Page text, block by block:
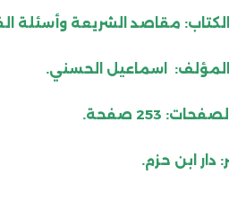
مقاصد الشريعة وأسئلة
اسماعيل الحسني.
253 صفحة.
دار ابن حزم.